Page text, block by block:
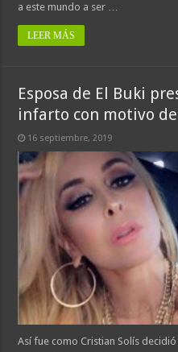
a este mundo a ser …
LEER MÁS
Esposa de El Buki
infarto con motivo
16 septiembre, 2019
Así fue como Cristian Solís